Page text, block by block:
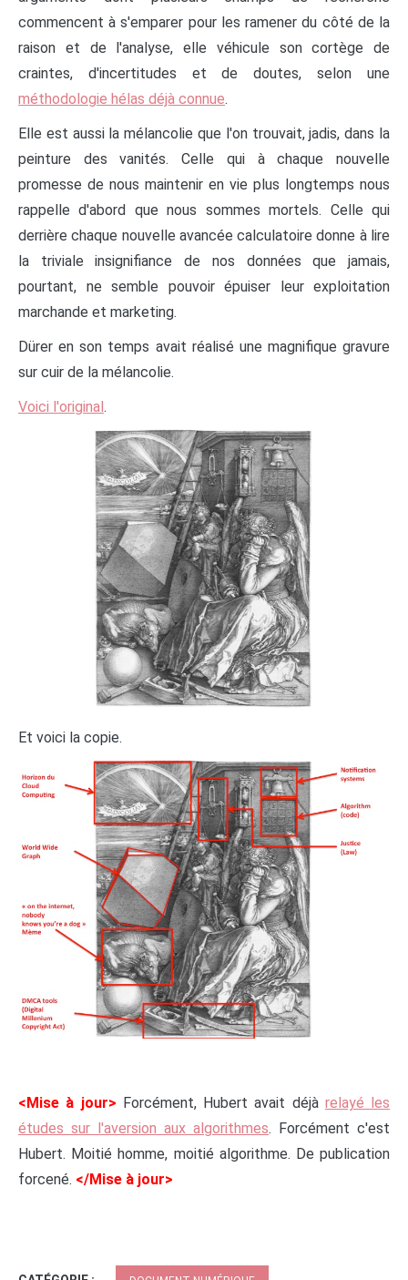
commencent à s'emparer pour les ramener du côté de la
raison et de l'analyse, elle véhicule son cortège de
craintes, d'incertitudes et de doutes, selon une
méthodologie hélas déjà connue.
Elle est aussi la mélancolie que l'on trouvait, jadis, dans la
peinture des vanités. Celle qui à chaque nouvelle
promesse de nous maintenir en vie plus longtemps nous
rappelle d'abord que nous sommes mortels. Celle qui
derrière chaque nouvelle avancée calculatoire donne à lire
la triviale insignifiance de nos données que jamais,
pourtant, ne semble pouvoir épuiser leur exploitation
marchande et marketing.
Dürer en son temps avait réalisé une magnifique gravure
sur cuir de la mélancolie.
Voici l'original .
Et voici la copie.
<Mise à jour> Forcément, Hubert avait déjà relayé les
études sur l'aversion aux algorithmes. Forcément c'est
Hubert. Moitié homme, moitié algorithme. De publication
forcené. </Mise à jour>